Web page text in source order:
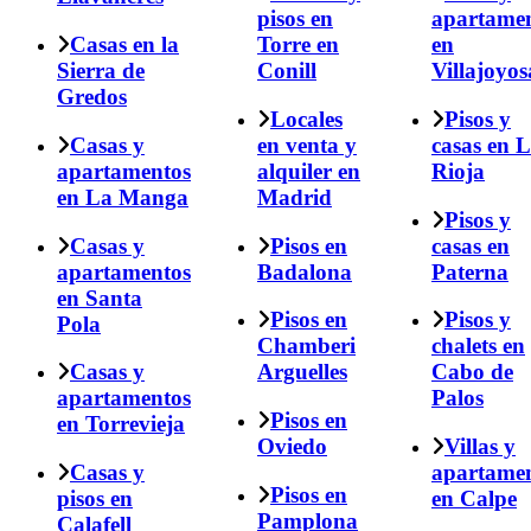
Casas en la
Sierra de
Gredos
Casas y
apartamentos
en La Manga
Casas y
apartamentos
en Santa
Pola
Casas y
apartamentos
en Torrevieja
Casas y
pisos en
Calafell
pisos en
Torre en
Conill
Locales
en venta y
alquiler en
Madrid
Pisos en
Badalona
Pisos en
Chamberi
Arguelles
Pisos en
Oviedo
Pisos en
Pamplona
en
Pisos y
casas en
Rioja
Pisos y
casas en
Paterna
Pisos y
chalets en
Cabo de
Palos
Villas y
en Calpe